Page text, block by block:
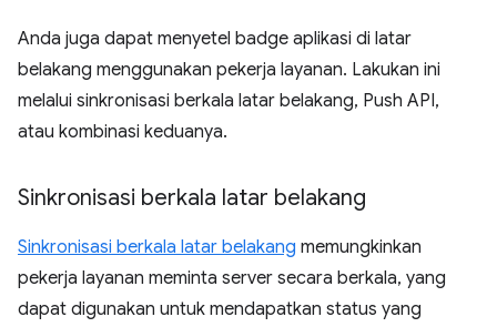
Anda juga dapat menyetel badge aplikasi di latar
belakang menggunakan pekerja layanan. Lakukan ini
melalui sinkronisasi berkala latar belakang, Push API,
atau kombinasi keduanya.
Sinkronisasi berkala latar belakang
Sinkronisasi berkala latar belakang memungkinkan
pekerja layanan meminta server secara berkala, yang
dapat digunakan untuk mendapatkan status yang